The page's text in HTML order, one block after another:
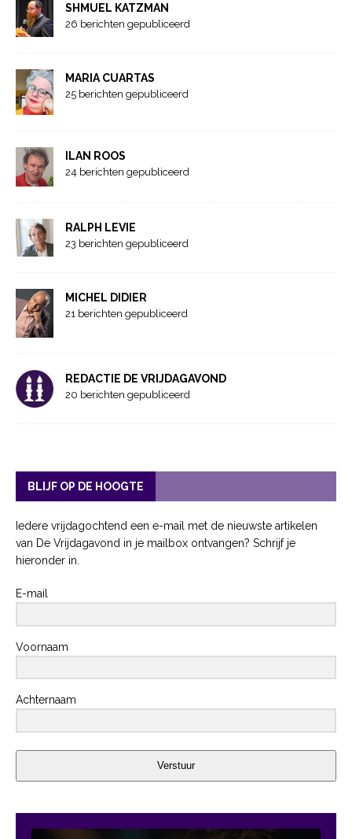
SHMUEL KATZMAN
26 berichten gepubliceerd
MARIA CUARTAS
25 berichten gepubliceerd
ILAN ROOS
24 berichten gepubliceerd
RALPH LEVIE
23 berichten gepubliceerd
MICHEL DIDIER
21 berichten gepubliceerd
REDACTIE DE VRIJDAGAVOND
20 berichten gepubliceerd
BLIJF OP DE HOOGTE
Iedere vrijdagochtend een e-mail met de nieuwste artikelen
van De Vrijdagavond in je mailbox ontvangen? Schrijf je
hieronder in.
E-mail
Voornaam
Achternaam
Verstuur